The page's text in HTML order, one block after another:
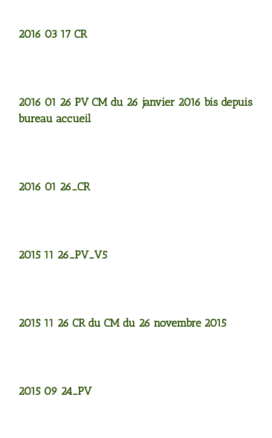
2016 03 17 CR
2016 01 26 PV CM du 26 janvier 2016 bis depuis
bureau accueil
2016 01 26_CR
2015 11 26_PV_V5
2015 11 26 CR du CM du 26 novembre 2015
2015 09 24_PV